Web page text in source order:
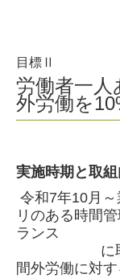
目標Ⅱ
労働者一人
外労働を
実施時期と取
令和7年10月
リのある時間管
ランス
に取り組
間外労働に対